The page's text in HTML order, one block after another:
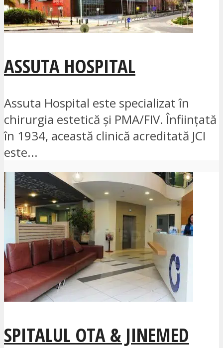
ASSUTA HOSPITAL
Assuta Hospital este specializat în
chirurgia estetică și PMA/FIV. Înființată
în 1934, această clinică acreditată JCI
este...
SPITALUL OTA & JINEMED